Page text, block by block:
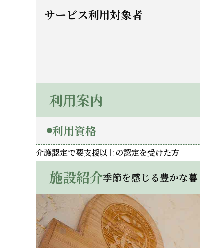
サービス利用対象者
利用案内
利用資格
介護認定で要支援以上の認定を受けた方
施設紹介季節を感じる豊かな